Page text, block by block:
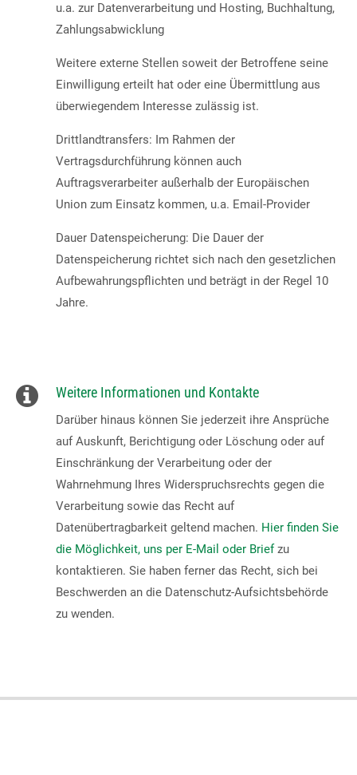
u.a. zur Datenverarbeitung und Hosting, Buchhaltung,
Zahlungsabwicklung
Weitere externe Stellen soweit der Betroffene seine
Einwilligung erteilt hat oder eine Übermittlung aus
überwiegendem Interesse zulässig ist.
Drittlandtransfers: Im Rahmen der
Vertragsdurchführung können auch
Auftragsverarbeiter außerhalb der Europäischen
Union zum Einsatz kommen, u.a. Email-Provider
Dauer Datenspeicherung: Die Dauer der
Datenspeicherung richtet sich nach den gesetzlichen
Aufbewahrungspflichten und beträgt in der Regel 10
Jahre.
Weitere Informationen und Kontakte
Darüber hinaus können Sie jederzeit ihre Ansprüche
auf Auskunft, Berichtigung oder Löschung oder auf
Einschränkung der Verarbeitung oder der
Wahrnehmung Ihres Widerspruchsrechts gegen die
Verarbeitung sowie das Recht auf
Datenübertragbarkeit geltend machen. Hier finden Sie
die Möglichkeit, uns per E-Mail oder Briefzu
kontaktieren. Sie haben ferner das Recht, sich bei
Beschwerden an die Datenschutz-Aufsichtsbehörde
zu wenden.